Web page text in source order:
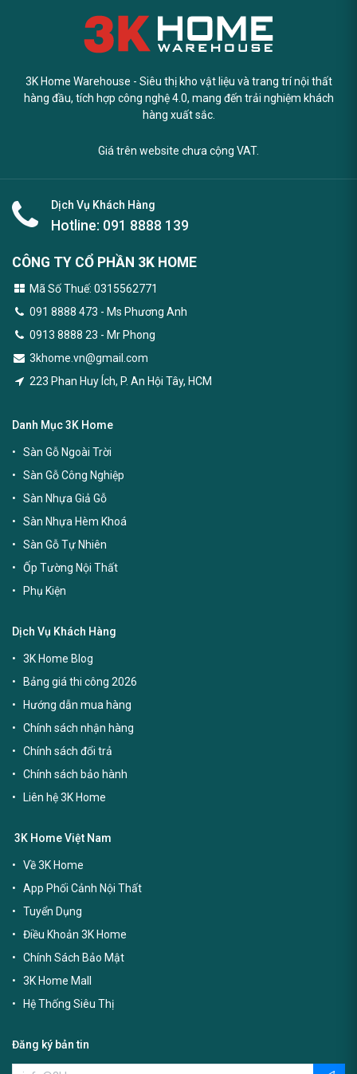
3K Home Warehouse - Siêu thị kho vật liệu và trang trí nội thất
hàng đầu, tích hợp công nghệ 4.0, mang đến trải nghiệm khách
hàng xuất sắc.
Giá trên website chưa cộng VAT.
Dịch Vụ Khách Hàng
Hotline: 091 8888 139
CÔNG TY CỔ PHẦN 3K HOME
Mã Số Thuế: 0315562771
091 8888 473 - Ms Phương Anh
0913 8888 23 - Mr Phong
3khome.vn@gmail.com
223 Phan Huy Ích, P. An Hội Tây, HCM
Danh Mục 3K Home
Sàn Gỗ Ngoài Trời
Sàn Gỗ Công Nghiệp
Sàn Nhựa Giả Gỗ
Sàn Nhựa Hèm Khoá
Sàn Gỗ Tự Nhiên
Ốp Tường Nội Thất
Phụ Kiện
Dịch Vụ Khách Hàng
3K Home Blog
Bảng giá thi công 2026
Hướng dẫn mua hàng
Chính sách nhận hàng
Chính sách đổi trả
Chính sách bảo hành
Liên hệ 3K Home
3K Home Việt Nam
Về 3K Home
App Phối Cảnh Nội Thất
Tuyển Dụng
Điều Khoản 3K Home
Chính Sách Bảo Mật
3K Home Mall
Hệ Thống Siêu Thị
Đăng ký bản tin